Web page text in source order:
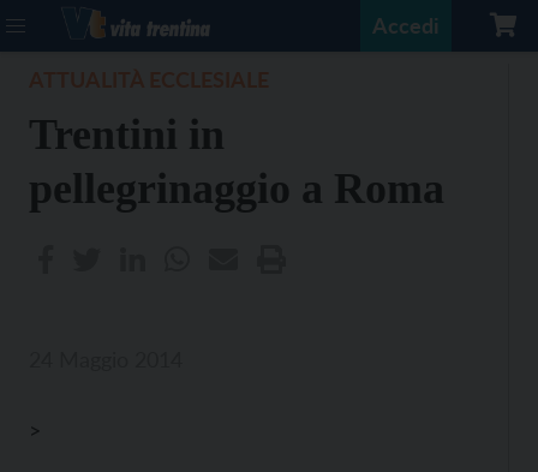
Accedi
Trentini in
pellegrinaggio a Roma
>